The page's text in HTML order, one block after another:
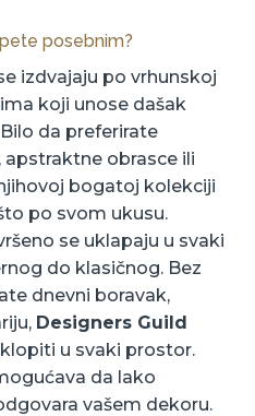
posebnim?
izdvajaju po vrhunskoj
koji unose dašak
da preferirate
obrasce ili
bogatoj kolekciji
po svom ukusu.
se uklapaju u svaki
do klasičnog. Bez
dnevni boravak,
Designers Guild
u svaki prostor.
da lako
vašem dekoru.